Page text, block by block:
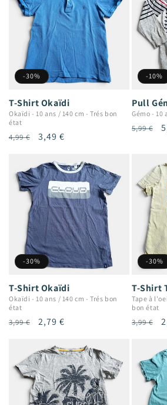
-30%
T-Shirt Okaïdi
Okaïdi - 10 ans / 140 cm -Trés bon
état
Prix
4,99 €
Prix
3,49 €
-10%
Pull
Gémo - 10
Prix
5,99 €
-30%
T-Shirt Okaïdi
Okaïdi - 10 ans / 140 cm -Trés bon
état
Prix
3,99 €
Prix
2,79 €
-30%
T-Shirt
Tape à
bon état
Prix
3,99 €